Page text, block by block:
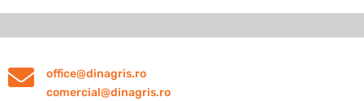

office@dinagris.ro
comercial@dinagris.ro